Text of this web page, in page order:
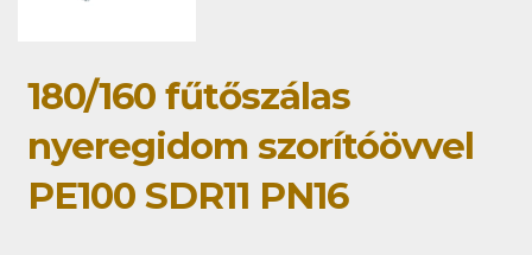
180/160 fűtőszálas
nyeregidom szorítóövvel
PE100 SDR11 PN16